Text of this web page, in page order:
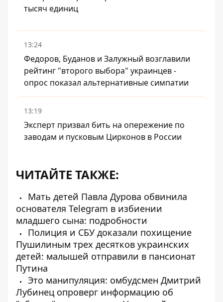
тысяч единиц
13:24
Федоров, Буданов и Залужный возглавили
рейтинг "второго выбора" украинцев -
опрос показал альтернативные симпатии
13:19
Эксперт призвал бить на опережение по
заводам и пусковым Цирконов в России
ЧИТАЙТЕ ТАКЖЕ:
Мать детей Павла Дурова обвинила
основателя Telegram в избиении
младшего сына: подробности
Полиция и СБУ доказали похищение
Пушилиным трех десятков украинских
детей: малышей отправили в пансионат
Путина
Это манипуляция: омбудсмен Дмитрий
Лубинец опроверг информацию об